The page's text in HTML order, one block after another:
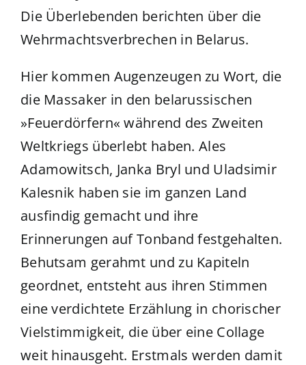
Die Überlebenden berichten über die
Wehrmachtsverbrechen in Belarus.
Hier kommen Augenzeugen zu Wort, die
die Massaker in den belarussischen
»Feuerdörfern« während des Zweiten
Weltkriegs überlebt haben. Ales
Adamowitsch, Janka Bryl und Uladsimir
Kalesnik haben sie im ganzen Land
ausfindig gemacht und ihre
Erinnerungen auf Tonband festgehalten.
Behutsam gerahmt und zu Kapiteln
geordnet, entsteht aus ihren Stimmen
eine verdichtete Erzählung in chorischer
Vielstimmigkeit, die über eine Collage
weit hinausgeht. Erstmals werden damit